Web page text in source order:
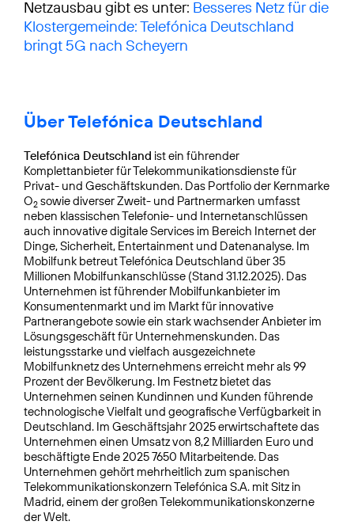
Netzausbau gibt es unter: Besseres Netz für die
Klostergemeinde: Telefónica Deutschland
bringt 5G nach Scheyern
Über Telefónica Deutschland
Telefónica Deutschland ist ein führender
Komplettanbieter für Telekommunikationsdienste für
Privat- und Geschäftskunden. Das Portfolio der Kernmarke
O2 sowie diverser Zweit- und Partnermarken umfasst
neben klassischen Telefonie- und Internetanschlüssen
auch innovative digitale Services im Bereich Internet der
Dinge, Sicherheit, Entertainment und Datenanalyse. Im
Mobilfunk betreut Telefónica Deutschland über 35
Millionen Mobilfunkanschlüsse (Stand 31.12.2025). Das
Unternehmen ist führender Mobilfunkanbieter im
Konsumentenmarkt und im Markt für innovative
Partnerangebote sowie ein stark wachsender Anbieter im
Lösungsgeschäft für Unternehmenskunden. Das
leistungsstarke und vielfach ausgezeichnete
Mobilfunknetz des Unternehmens erreicht mehr als 99
Prozent der Bevölkerung. Im Festnetz bietet das
Unternehmen seinen Kundinnen und Kunden führende
technologische Vielfalt und geografische Verfügbarkeit in
Deutschland. Im Geschäftsjahr 2025 erwirtschaftete das
Unternehmen einen Umsatz von 8,2 Milliarden Euro und
beschäftigte Ende 2025 7650 Mitarbeitende. Das
Unternehmen gehört mehrheitlich zum spanischen
Telekommunikationskonzern Telefónica S.A. mit Sitz in
Madrid, einem der großen Telekommunikationskonzerne
der Welt.